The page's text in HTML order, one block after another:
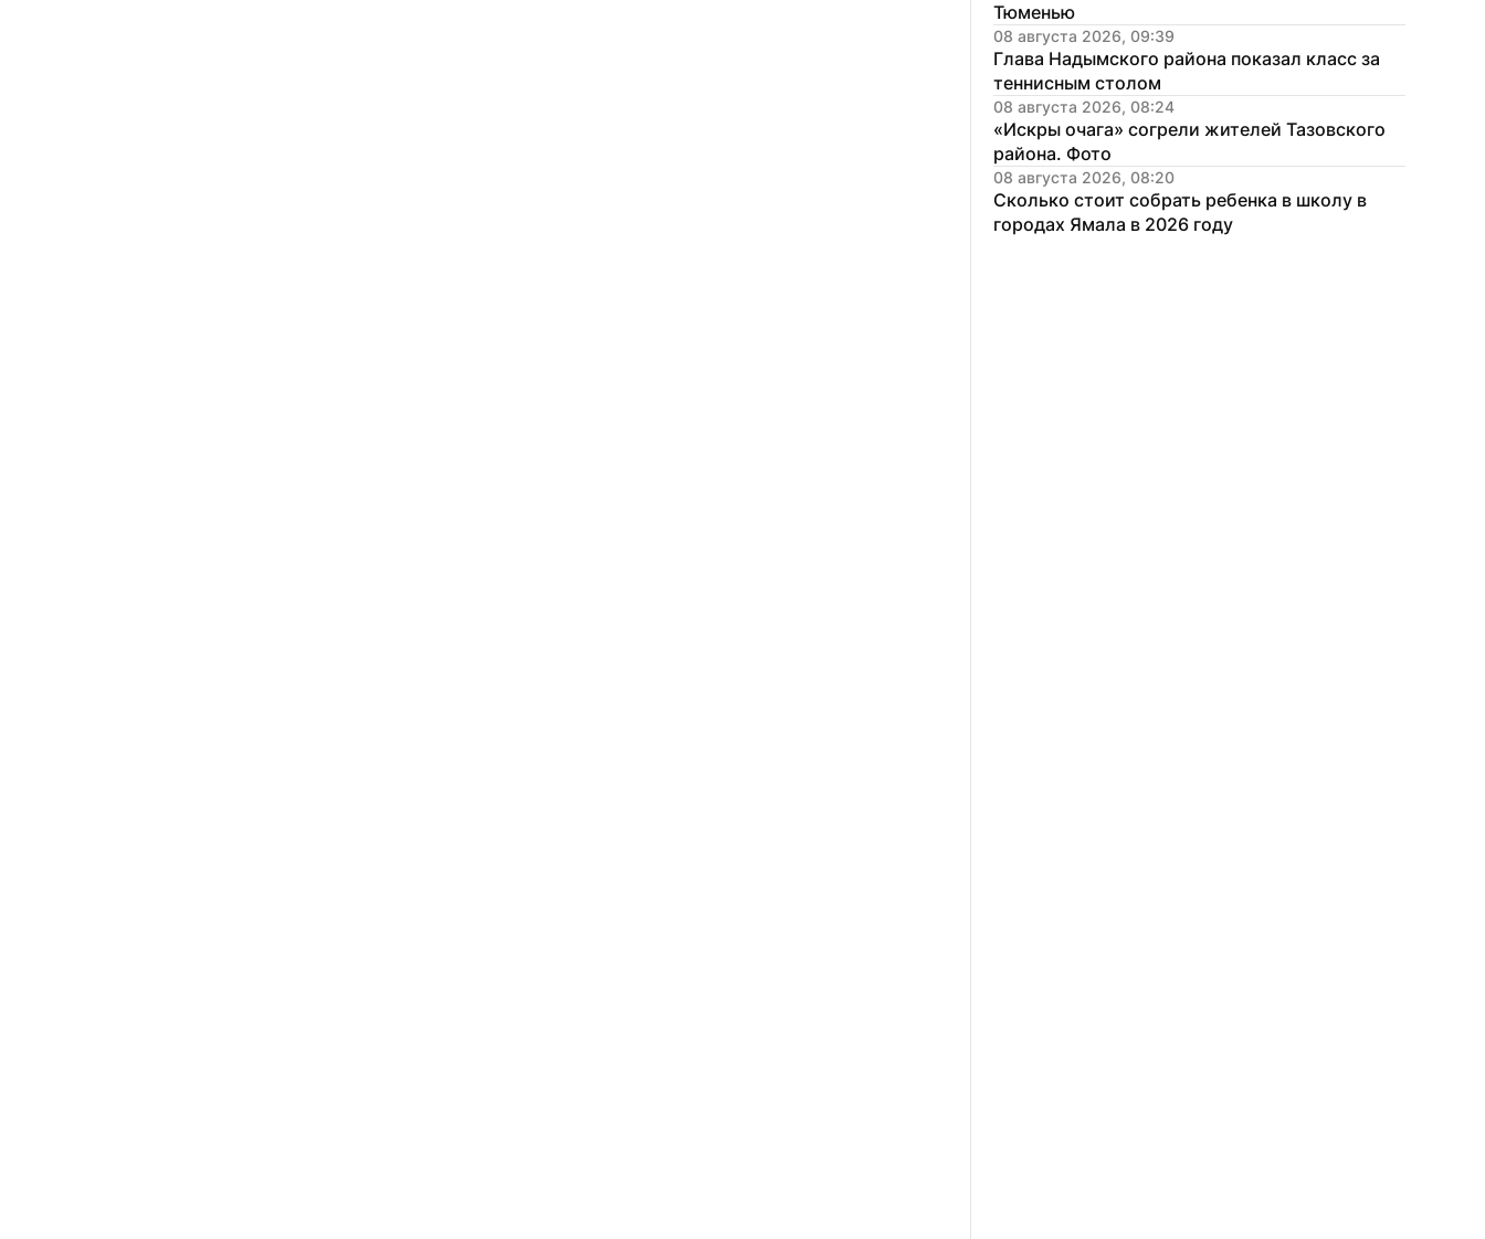
Тюменью
08 августа 2026, 09:39
Глава Надымского района показал класс за
теннисным столом
08 августа 2026, 08:24
«Искры очага» согрели жителей Тазовского
района. Фото
08 августа 2026, 08:20
Сколько стоит собрать ребенка в школу в
городах Ямала в 2026 году